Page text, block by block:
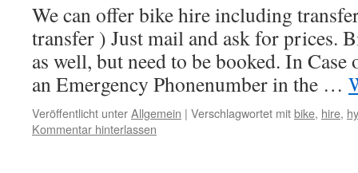
We can offer bike hire including
transfer ) Just mail and ask for prices.
as well, but need to be booked. In
an Emergency Phonenumber in the …
Veröffentlicht unterAllgemein | Verschlagwortet mitbike, hire,
Kommentar hinterlassen